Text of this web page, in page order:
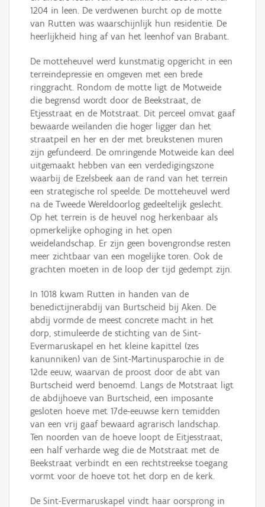
1204 in leen. De verdwenen burcht op de motte
van Rutten was waarschijnlijk hun residentie. De
heerlijkheid hing af van het leenhof van Brabant.
De motteheuvel werd kunstmatig opgericht in een
terreindepressie en omgeven met een brede
ringgracht. Rondom de motte ligt de Motweide
die begrensd wordt door de Beekstraat, de
Etjesstraat en de Motstraat. Dit perceel omvat gaaf
bewaarde weilanden die hoger ligger dan het
straatpeil en her en der met breukstenen muren
zijn gefundeerd. De omringende Motweide kan deel
uitgemaakt hebben van een verdedigingszone
waarbij de Ezelsbeek aan de rand van het terrein
een strategische rol speelde. De motteheuvel werd
na de Tweede Wereldoorlog gedeeltelijk geslecht.
Op het terrein is de heuvel nog herkenbaar als
opmerkelijke ophoging in het open
weidelandschap. Er zijn geen bovengrondse resten
meer zichtbaar van een mogelijke toren. Ook de
grachten moeten in de loop der tijd gedempt zijn.
In 1018 kwam Rutten in handen van de
benedictijnerabdij van Burtscheid bij Aken. De
abdij vormde de meest concrete macht in het
dorp, stimuleerde de stichting van de Sint-
Evermaruskapel en het kleine kapittel (zes
kanunniken) van de Sint-Martinusparochie in de
12de eeuw, waarvan de proost door de abt van
Burtscheid werd benoemd. Langs de Motstraat ligt
de abdijhoeve van Burtscheid, een imposante
gesloten hoeve met 17de-eeuwse kern temidden
van een vrij gaaf bewaard agrarisch landschap.
Ten noorden van de hoeve loopt de Eitjesstraat,
een half verharde weg die de Motstraat met de
Beekstraat verbindt en een rechtstreekse toegang
vormt voor de hoeve tot het dorp en de kerk.
De Sint-Evermaruskapel vindt haar oorsprong in